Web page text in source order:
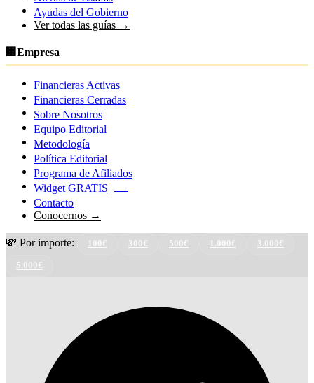
Ayudas del Gobierno
Ver todas las guías →
🏢 Empresa
Financieras Activas
Financieras Cerradas
Sobre Nosotros
Equipo Editorial
Metodología
Política Editorial
Programa de Afiliados
Widget GRATIS
Contacto
Conocernos →
💸 Por importe: 100€ 300€ 500€ 1.000€ 3.000€
5.000€